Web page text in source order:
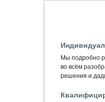
Мы подробно
во всём
решения и